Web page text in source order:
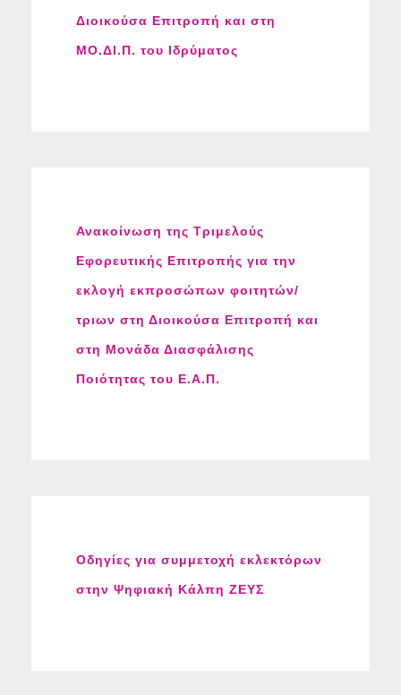
Διοικούσα Επιτροπή και στη
ΜΟ.ΔΙ.Π. του Ιδρύματος
Ανακοίνωση της Τριμελούς
Εφορευτικής Επιτροπής για την
εκλογή εκπροσώπων φοιτητών/
τριων στη Διοικούσα Επιτροπή και
στη Μονάδα Διασφάλισης
Ποιότητας του Ε.Α.Π.
Οδηγίες για συμμετοχή εκλεκτόρων
στην Ψηφιακή Κάλπη ΖΕΥΣ